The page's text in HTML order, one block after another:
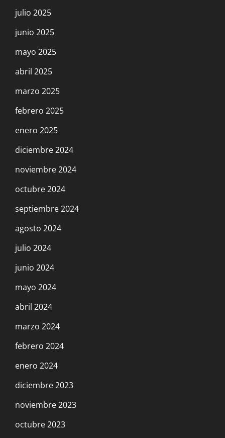
julio 2025
junio 2025
mayo 2025
abril 2025
marzo 2025
febrero 2025
enero 2025
diciembre 2024
noviembre 2024
octubre 2024
septiembre 2024
agosto 2024
julio 2024
junio 2024
mayo 2024
abril 2024
marzo 2024
febrero 2024
enero 2024
diciembre 2023
noviembre 2023
octubre 2023